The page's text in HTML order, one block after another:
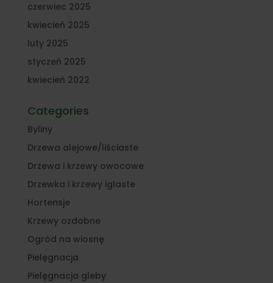
czerwiec 2025
kwiecień 2025
luty 2025
styczeń 2025
kwiecień 2022
Categories
Byliny
Drzewa alejowe/liściaste
Drzewa i krzewy owocowe
Drzewka i krzewy iglaste
Hortensje
Krzewy ozdobne
Ogród na wiosnę
Pielęgnacja
Pielęgnacja gleby